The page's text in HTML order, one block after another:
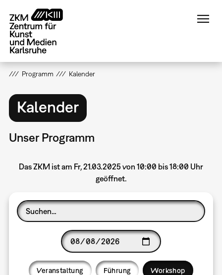
zum
Inhalt
Programm Kalender
Kalender
Unser Programm
Das ZKM ist am Fr, 21.03.2025 von 10:00 bis 18:00 Uhr
geöffnet.
Veranstaltung Führung Workshop